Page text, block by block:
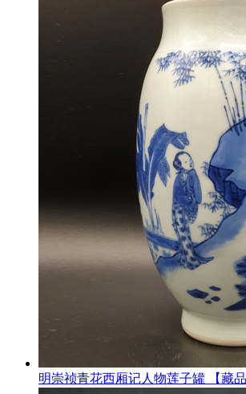
明崇祯青花西厢记人物莲子罐 【藏品